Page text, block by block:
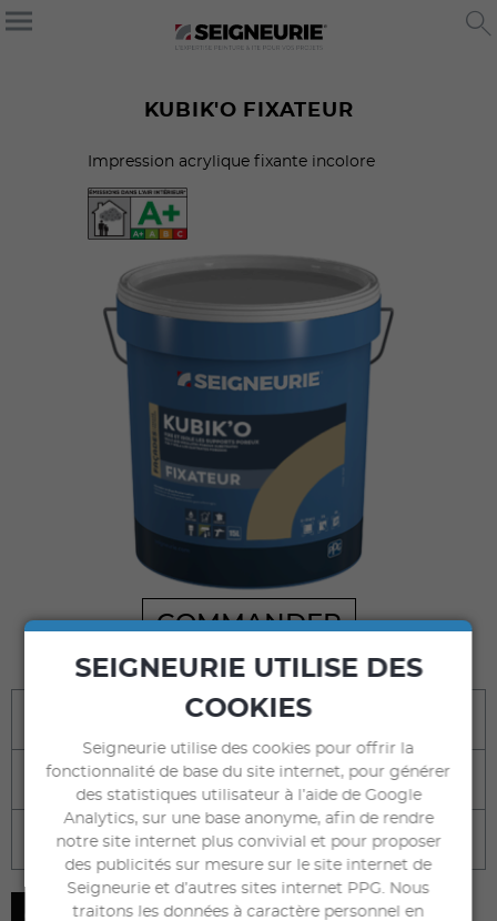
KUBIK'O FIXATEUR
Impression acrylique fixante incolore
COMMANDER
Destination
Caractéristiques techniques
SEIGNEURIE UTILISE DES
COOKIES
Seigneurie utilise des cookies pour offrir la
fonctionnalité de base du site internet, pour générer
des statistiques utilisateur à l’aide de Google
Analytics, sur une base anonyme, afin de rendre
notre site internet plus convivial et pour proposer
des publicités sur mesure sur le site internet de
Seigneurie et d’autres sites internet PPG. Nous
traitons les données à caractère personnel en